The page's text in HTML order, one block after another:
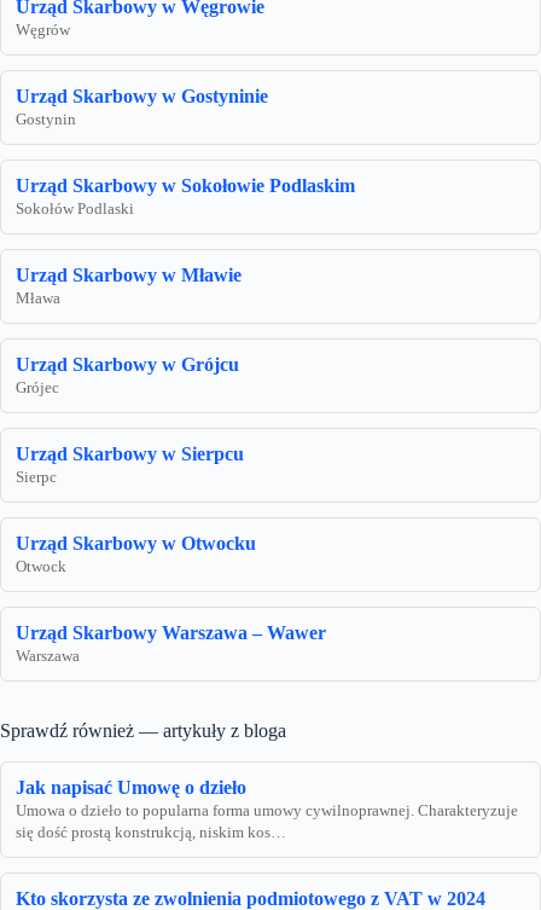
Urząd Skarbowy w Węgrowie
Węgrów
Urząd Skarbowy w Gostyninie
Gostynin
Urząd Skarbowy w Sokołowie Podlaskim
Sokołów Podlaski
Urząd Skarbowy w Mławie
Mława
Urząd Skarbowy w Grójcu
Grójec
Urząd Skarbowy w Sierpcu
Sierpc
Urząd Skarbowy w Otwocku
Otwock
Urząd Skarbowy Warszawa – Wawer
Warszawa
Sprawdź również — artykuły z bloga
Jak napisać Umowę o dzieło
Umowa o dzieło to popularna forma umowy cywilnoprawnej. Charakteryzuje
się dość prostą konstrukcją, niskim kos…
Kto skorzysta ze zwolnienia podmiotowego z VAT w 2024